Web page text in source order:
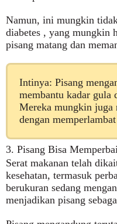
Namun, ini mungkin
diabetes , yang mungkin
pisang matang dan
Intinya: Pisang
membantu kadar gula
Mereka mungkin juga
dengan
3. Pisang Bisa
Serat makanan telah
kesehatan, termasuk
berukuran sedang
menjadikan pisang